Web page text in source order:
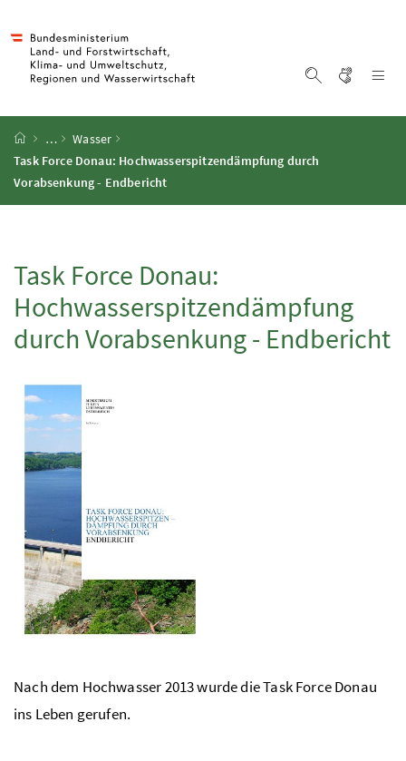
Startseite
…
Wasser
Task Force Donau: Hochwasserspitzendämpfung durch
Vorabsenkung - Endbericht
Task Force Donau:
Hochwasserspitzendämpfung
durch Vorabsenkung - Endbericht
Nach dem Hochwasser 2013 wurde die Task Force Donau
ins Leben gerufen.